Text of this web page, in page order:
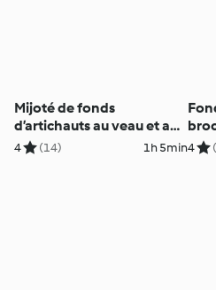
Mijoté de fonds
d’artichauts au veau et aux
petits pois
4 (14) 1h 5min4